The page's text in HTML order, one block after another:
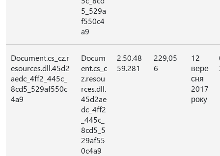
5_529a
f550c4
a9
Document.cs_cz.r
esources.dll.45d2
aedc_4ff2_445c_
8cd5_529af550c
4a9
Docum
ent.cs_c
z.resou
rces.dll.
45d2ae
dc_4ff2
_445c_
8cd5_5
29af55
0c4a9
2.50.48
59.281
229,05
6
12
вере
сня
2017
року